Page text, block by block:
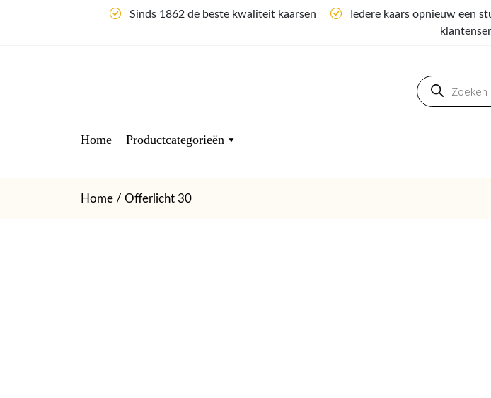
Sinds 1862 de beste kwaliteit kaarsen Iedere kaars opnieuw een
Producten
zoeken
Home Productcategorieën
Home / Offerlicht 30